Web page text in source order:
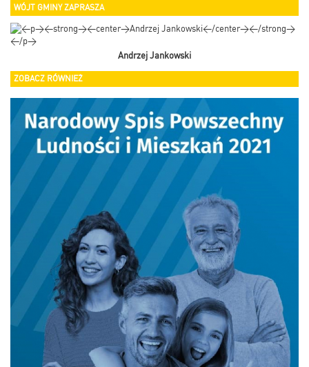
WÓJT GMINY ZAPRASZA
Andrzej Jankowski
ZOBACZ RÓWNIEŻ